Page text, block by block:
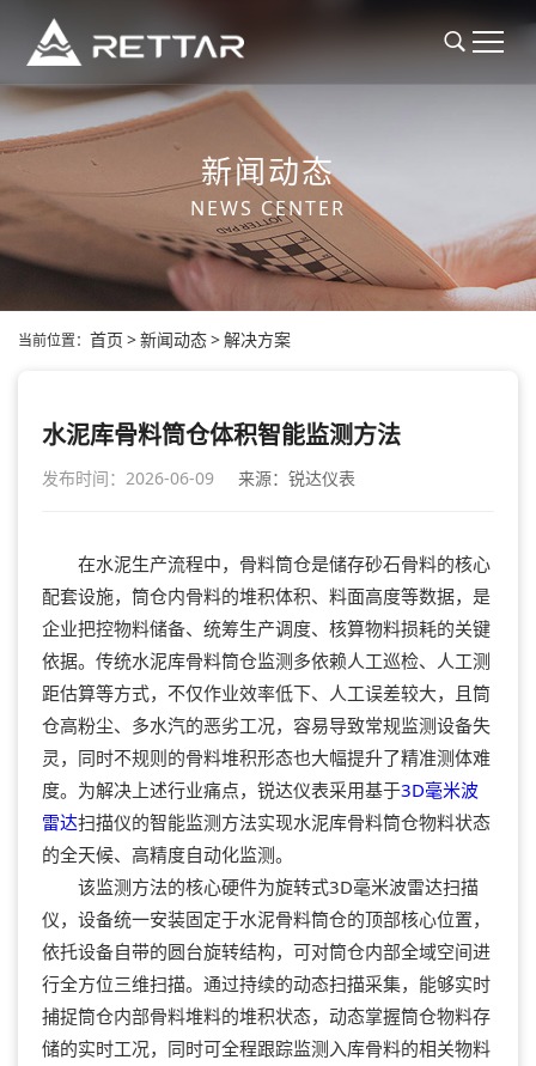
新闻动态
NEWS CENTER
当前位置： 首页 >新闻动态>解决方案
水泥库骨料筒仓体积智能监测方法
发布时间：2026-06-09 来源：锐达仪表
在水泥生产流程中，骨料筒仓是储存砂石骨料的核心
配套设施，筒仓内骨料的堆积体积、料面高度等数据，是
企业把控物料储备、统筹生产调度、核算物料损耗的关键
依据。传统水泥库骨料筒仓监测多依赖人工巡检、人工测
距估算等方式，不仅作业效率低下、人工误差较大，且筒
仓高粉尘、多水汽的恶劣工况，容易导致常规监测设备失
灵，同时不规则的骨料堆积形态也大幅提升了精准测体难
度。为解决上述行业痛点，锐达仪表采用基于3D毫米波
雷达扫描仪的智能监测方法实现水泥库骨料筒仓物料状态
的全天候、高精度自动化监测。
该监测方法的核心硬件为旋转式3D毫米波雷达扫描
仪，设备统一安装固定于水泥骨料筒仓的顶部核心位置，
依托设备自带的圆台旋转结构，可对筒仓内部全域空间进
行全方位三维扫描。通过持续的动态扫描采集，能够实时
捕捉筒仓内部骨料堆料的堆积状态，动态掌握筒仓物料存
储的实时工况，同时可全程跟踪监测入库骨料的相关物料